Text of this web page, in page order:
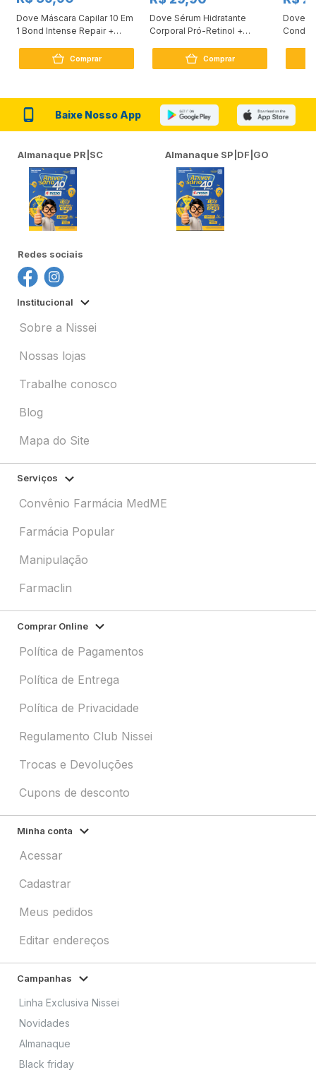
Dove Máscara Capilar 10 Em
1 Bond Intense Repair +
Comprar
Dove Sérum Hidratante
Corporal Pró-Retinol +
Comprar
Dove
Baixe Nosso App
Almanaque PR|SC Almanaque SP|DF|GO
Redes sociais
Institucional
Sobre a Nissei
Nossas lojas
Trabalhe conosco
Blog
Mapa do Site
Serviços
Convênio Farmácia MedME
Farmácia Popular
Manipulação
Farmaclin
Comprar Online
Política de Pagamentos
Política de Entrega
Política de Privacidade
Regulamento Club Nissei
Trocas e Devoluções
Cupons de desconto
Minha conta
Acessar
Cadastrar
Meus pedidos
Editar endereços
Campanhas
Linha Exclusiva Nissei
Novidades
Almanaque
Black friday